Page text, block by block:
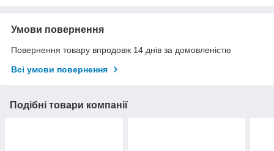
Умови повернення
Повернення товару впродовж 14 днів за домовленістю
Всі умови повернення
Подібні товари компанії